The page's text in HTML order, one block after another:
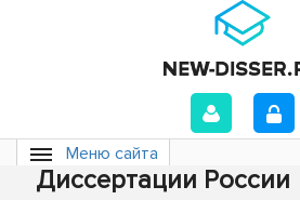
Меню сайта
Диссертации России